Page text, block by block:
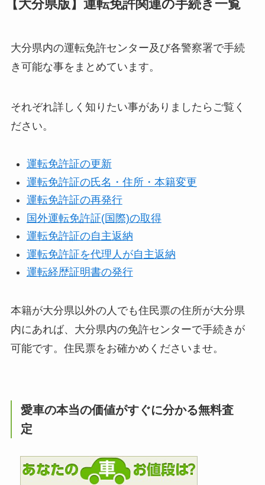
【大分県版】運転免許関連の手続き一覧
大分県内の運転免許センター及び各警察署で手続
き可能な事をまとめています。
それぞれ詳しく知りたい事がありましたらご覧く
ださい。
運転免許証の更新
運転免許証の氏名・住所・本籍変更
運転免許証の再発行
国外運転免許証(国際)の取得
運転免許証の自主返納
運転免許証を代理人が自主返納
運転経歴証明書の発行
本籍が大分県以外の人でも住民票の住所が大分県
内にあれば、大分県内の免許センターで手続きが
可能です。住民票をお確かめくださいませ。
愛車の本当の価値がすぐに分かる無料査
定